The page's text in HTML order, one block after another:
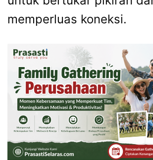
memperluas koneksi.